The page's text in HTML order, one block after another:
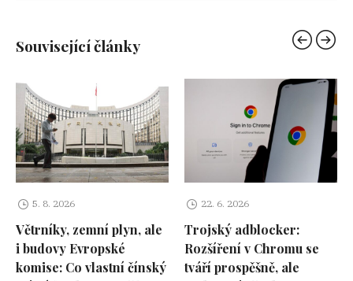
Související články
5. 8. 2026
Větrníky, zemní plyn, ale
i budovy Evropské
komise: Co vlastní čínský
22. 6. 2026
Trojský adblocker:
Rozšíření v Chromu se
tváří prospěšně, ale